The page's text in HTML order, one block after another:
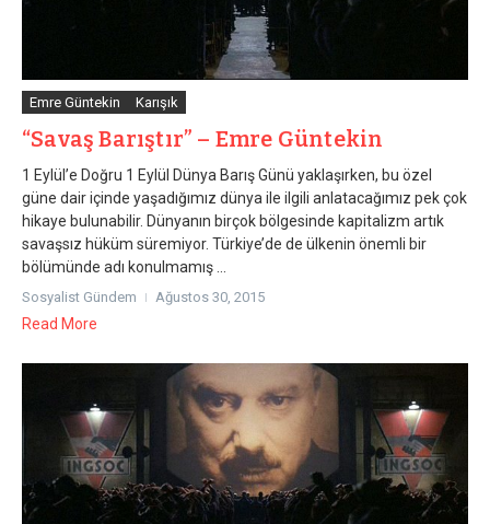
Emre Güntekin Karışık
“Savaş Barıştır” – Emre Güntekin
1 Eylül’e Doğru 1 Eylül Dünya Barış Günü yaklaşırken, bu özel
güne dair içinde yaşadığımız dünya ile ilgili anlatacağımız pek çok
hikaye bulunabilir. Dünyanın birçok bölgesinde kapitalizm artık
savaşsız hüküm süremiyor. Türkiye’de de ülkenin önemli bir
bölümünde adı konulmamış ...
Sosyalist Gündem Ağustos 30, 2015
Read More